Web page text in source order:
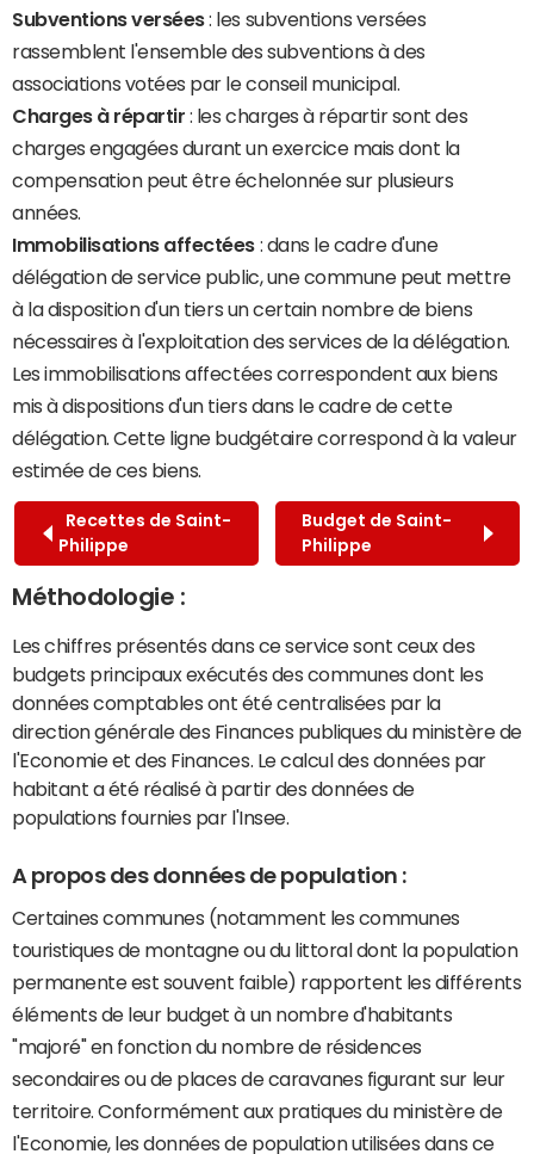
Subventions versées: les subventions versées
rassemblent l'ensemble des subventions à des
associations votées par le conseil municipal.
Charges à répartir : les charges à répartir sont des
charges engagées durant un exercice mais dont la
compensation peut être échelonnée sur plusieurs
années.
Immobilisations affectées : dans le cadre d'une
délégation de service public, une commune peut mettre
à la disposition d'un tiers un certain nombre de biens
nécessaires à l'exploitation des services de la délégation.
Les immobilisations affectées correspondent aux biens
mis à dispositions d'un tiers dans le cadre de cette
délégation. Cette ligne budgétaire correspond à la valeur
estimée de ces biens.
Recettes de Saint-
Philippe
Budget de Saint-
Philippe
Méthodologie :
Les chiffres présentés dans ce service sont ceux des
budgets principaux exécutés des communes dont les
données comptables ont été centralisées par la
direction générale des Finances publiques du ministère de
l'Economie et des Finances. Le calcul des données par
habitant a été réalisé à partir des données de
populations fournies par l'Insee.
A propos des données de population :
Certaines communes (notamment les communes
touristiques de montagne ou du littoral dont la population
permanente est souvent faible) rapportent les différents
éléments de leur budget à un nombre d'habitants
"majoré" en fonction du nombre de résidences
secondaires ou de places de caravanes figurant sur leur
territoire. Conformément aux pratiques du ministère de
l'Economie, les données de population utilisées dans ce